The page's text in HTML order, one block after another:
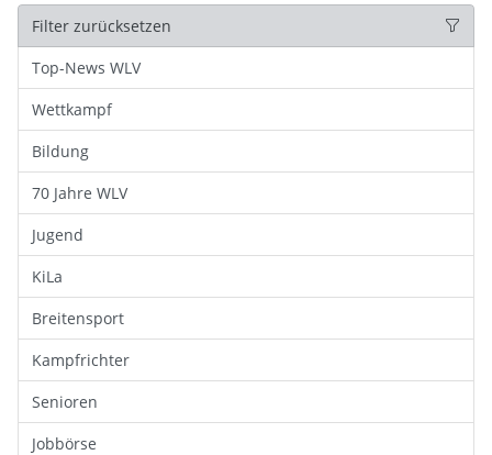
Filter zurücksetzen
Top-News WLV
Wettkampf
Bildung
70 Jahre WLV
Jugend
KiLa
Breitensport
Kampfrichter
Senioren
Jobbörse